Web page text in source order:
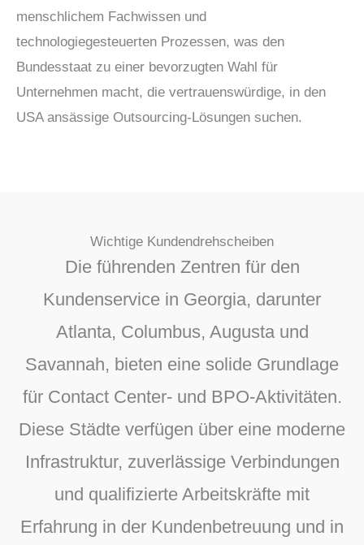
menschlichem Fachwissen und
technologiegesteuerten Prozessen, was den
Bundesstaat zu einer bevorzugten Wahl für
Unternehmen macht, die vertrauenswürdige, in den
USA ansässige Outsourcing-Lösungen suchen.
Wichtige Kundendrehscheiben
Die führenden Zentren für den
Kundenservice in Georgia, darunter
Atlanta, Columbus, Augusta und
Savannah, bieten eine solide Grundlage
für Contact Center- und BPO-Aktivitäten.
Diese Städte verfügen über eine moderne
Infrastruktur, zuverlässige Verbindungen
und qualifizierte Arbeitskräfte mit
Erfahrung in der Kundenbetreuung und in